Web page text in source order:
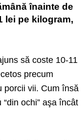
înainte de
lei pe kilogram,
să coste 10-11
precum
porcii vii. Cum însă
ochi” aşa încât